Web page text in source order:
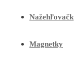
Magnetky